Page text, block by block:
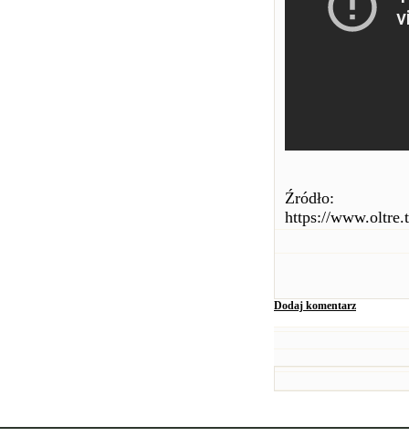
Źródło:
https://
Dodaj komentarz